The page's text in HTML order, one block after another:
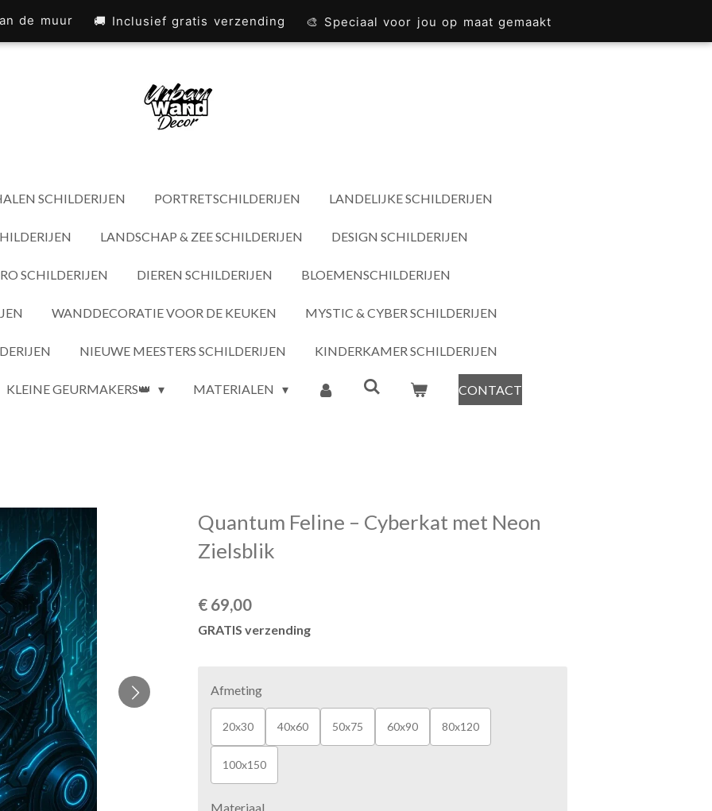
de muur 🚚 Inclusief gratis verzending 🎨 Speciaal voor jou op maat gemaakt
SCHILDERIJEN PORTRETSCHILDERIJEN LANDELIJKE SCHILDERIJEN
LANDSCHAP & ZEE SCHILDERIJEN DESIGN SCHILDERIJEN
SCHILDERIJEN DIEREN SCHILDERIJEN BLOEMENSCHILDERIJEN
WANDDECORATIE VOOR DE KEUKEN MYSTIC & CYBER SCHILDERIJEN
NIEUWE MEESTERS SCHILDERIJEN KINDERKAMER SCHILDERIJEN
KLEINE GEURMAKERS👑 MATERIALEN CONTACT
Quantum Feline – Cyberkat met Neon
Zielsblik
€ 69,00
GRATIS verzending
Afmeting
20x30 40x60 50x75 60x90 80x120
100x150
Materiaal